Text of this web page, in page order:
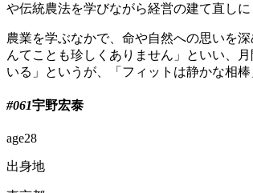
や伝統農法を学びながら経営の建て直しに
農業を学ぶなかで、命や自然への思いを
んてことも珍しくありません」といい、
いる」というが、「フィットは静かな相
#061宇野宏泰
age28
出身地